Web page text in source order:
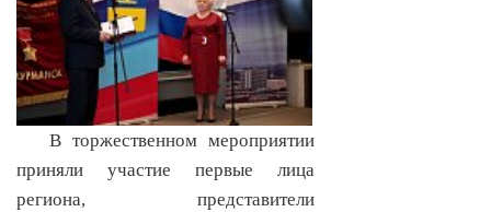
В торжественном мероприятии
приняли участие первые лица
региона, представители